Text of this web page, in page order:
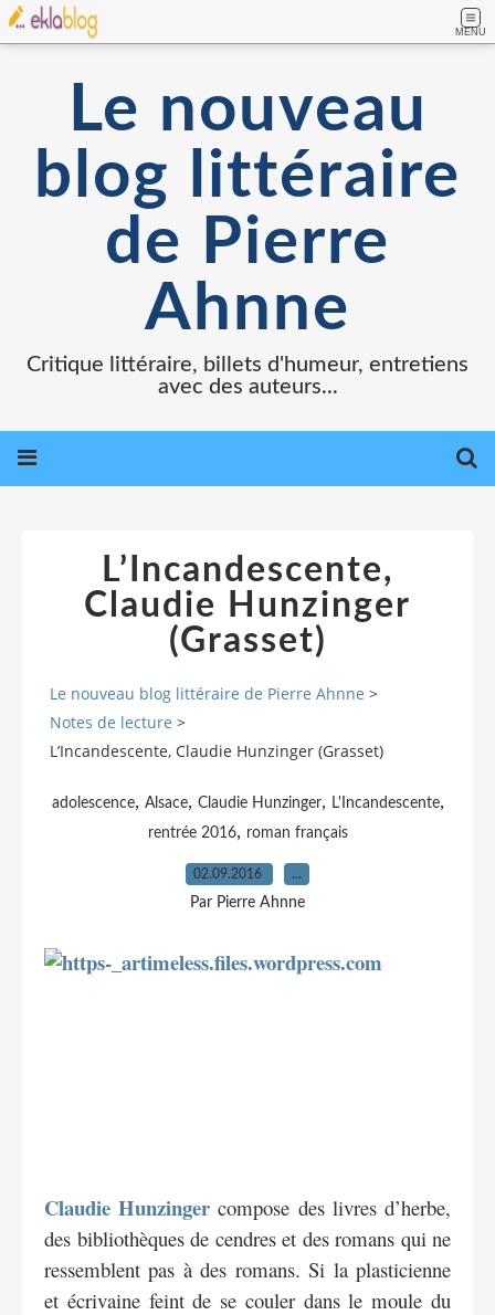
MENU
Le nouveau
blog littéraire
de Pierre
Ahnne
Critique littéraire, billets d'humeur, entretiens
avec des auteurs...
L’Incandescente,
Claudie Hunzinger
(Grasset)
Le nouveau blog littéraire de Pierre Ahnne >
Notes de lecture >
L’Incandescente, Claudie Hunzinger (Grasset)
adolescence, Alsace, Claudie Hunzinger, L'Incandescente,
rentrée 2016, roman français
02.09.2016 …
Par Pierre Ahnne
Claudie Hunzingercompose des livres d’herbe,
des bibliothèques de cendres et des romans qui ne
ressemblent pas à des romans. Si la plasticienne
et écrivaine feint de se couler dans le moule du